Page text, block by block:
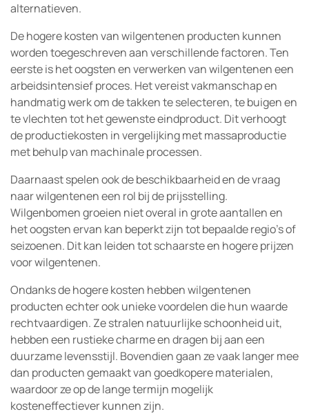
alternatieven.
De hogere kosten van wilgentenen producten kunnen
worden toegeschreven aan verschillende factoren. Ten
eerste is het oogsten en verwerken van wilgentenen een
arbeidsintensief proces. Het vereist vakmanschap en
handmatig werk om de takken te selecteren, te buigen en
te vlechten tot het gewenste eindproduct. Dit verhoogt
de productiekosten in vergelijking met massaproductie
met behulp van machinale processen.
Daarnaast spelen ook de beschikbaarheid en de vraag
naar wilgentenen een rol bij de prijsstelling.
Wilgenbomen groeien niet overal in grote aantallen en
het oogsten ervan kan beperkt zijn tot bepaalde regio’s of
seizoenen. Dit kan leiden tot schaarste en hogere prijzen
voor wilgentenen.
Ondanks de hogere kosten hebben wilgentenen
producten echter ook unieke voordelen die hun waarde
rechtvaardigen. Ze stralen natuurlijke schoonheid uit,
hebben een rustieke charme en dragen bij aan een
duurzame levensstijl. Bovendien gaan ze vaak langer mee
dan producten gemaakt van goedkopere materialen,
waardoor ze op de lange termijn mogelijk
kosteneffectiever kunnen zijn.